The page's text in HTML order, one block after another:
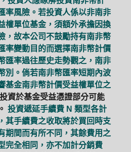
率風險。若投資人係以非南非
權單位基金，須額外承擔因換
，故本公司不鼓勵持有南非幣
率變動目的而選擇南非幣計價
匯率過往歷史走勢觀之，南非
別。倘若南非幣匯率短期內波
基金南非幣計價受益權單位之
資於基金受益憑證部分可能
投資遞延手續費 N 類型各計
其手續費之收取將於買回時支
期間而有所不同，其餘費用之
完全相同，亦不加計分銷費